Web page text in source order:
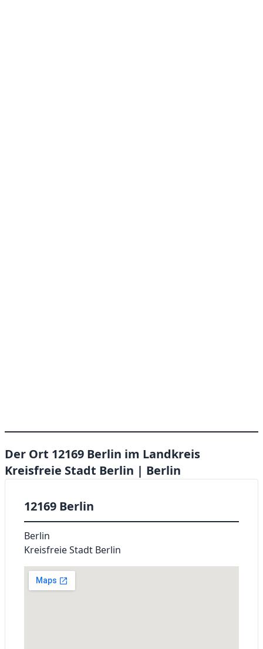
Der Ort 12169 Berlin im Landkreis
Kreisfreie Stadt Berlin | Berlin
12169 Berlin
Berlin
Kreisfreie Stadt Berlin